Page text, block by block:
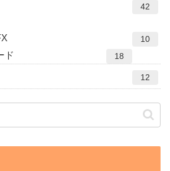
42
10
ド 18
12